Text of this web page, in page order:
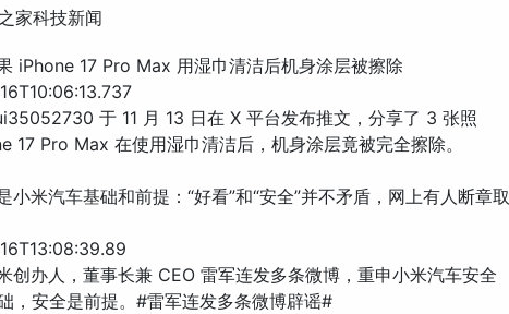
家科技新闻
iPhone 17 Pro Max 用湿巾清洁后机身涂层被擦除
于 11 月 13 日在 X 平台发布推文，分享了 3 张照
17 Pro Max 在使用湿巾清洁后，机身涂层竟被完全擦除。
小米汽车基础和前提：“好看”和“安全”并不矛盾，网上有人断章取
创办人，董事长兼 CEO 雷军连发多条微博，重申小米汽车安全
安全是前提。#雷军连发多条微博辟谣#